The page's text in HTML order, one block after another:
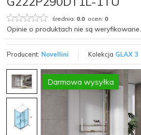
Producent: Novellini Kolekcja GLAX 3
Darmowa wysyłka
średnia: 0.0 ocen: 0
Opinie o produktach nie są weryfikowane.